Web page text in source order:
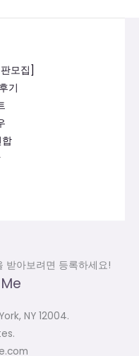
모집]
기
받아보려면 등록하세요!
NY 12004.